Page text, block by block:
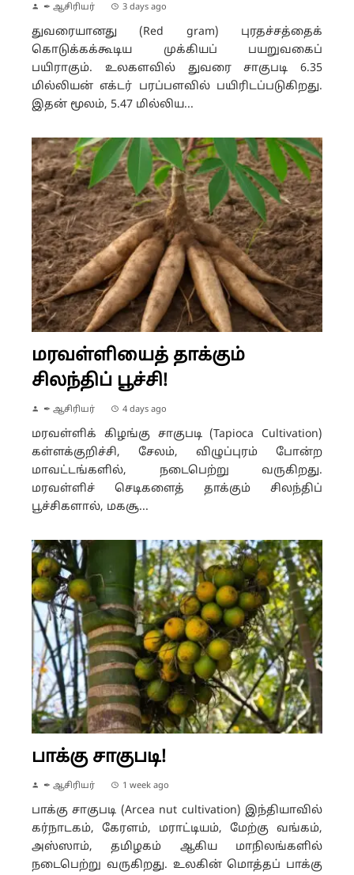
✒ ஆசிரியர் 3 days ago
துவரையானது (Red gram) புரதச்சத்தைக்
கொடுக்கக்கூடிய முக்கியப் பயறுவகைப்
பயிராகும். உலகளவில் துவரை சாகுபடி 6.35
மில்லியன் எக்டர் பரப்பளவில் பயிரிடப்படுகிறது.
இதன் மூலம், 5.47 மில்லிய...
மரவள்ளியைத் தாக்கும்
சிலந்திப் பூச்சி!
✒ ஆசிரியர் 4 days ago
மரவள்ளிக் கிழங்கு சாகுபடி (Tapioca Cultivation)
கள்ளக்குறிச்சி, சேலம், விழுப்புரம் போன்ற
மாவட்டங்களில், நடைபெற்று வருகிறது.
மரவள்ளிச் செடிகளைத் தாக்கும் சிலந்திப்
பூச்சிகளால், மகசூ...
பாக்கு சாகுபடி!
✒ ஆசிரியர் 1 week ago
பாக்கு சாகுபடி (Arcea nut cultivation) இந்தியாவில்
கர்நாடகம், கேரளம், மராட்டியம், மேற்கு வங்கம்,
அஸ்ஸாம், தமிழகம் ஆகிய மாநிலங்களில்
நடைபெற்று வருகிறது. உலகின் மொத்தப் பாக்கு